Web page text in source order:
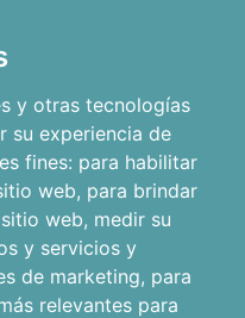
y otras tecnologías
su experiencia de
fines: para habilitar
web, para brindar
web, medir su
y servicios y
de marketing, para
relevantes para